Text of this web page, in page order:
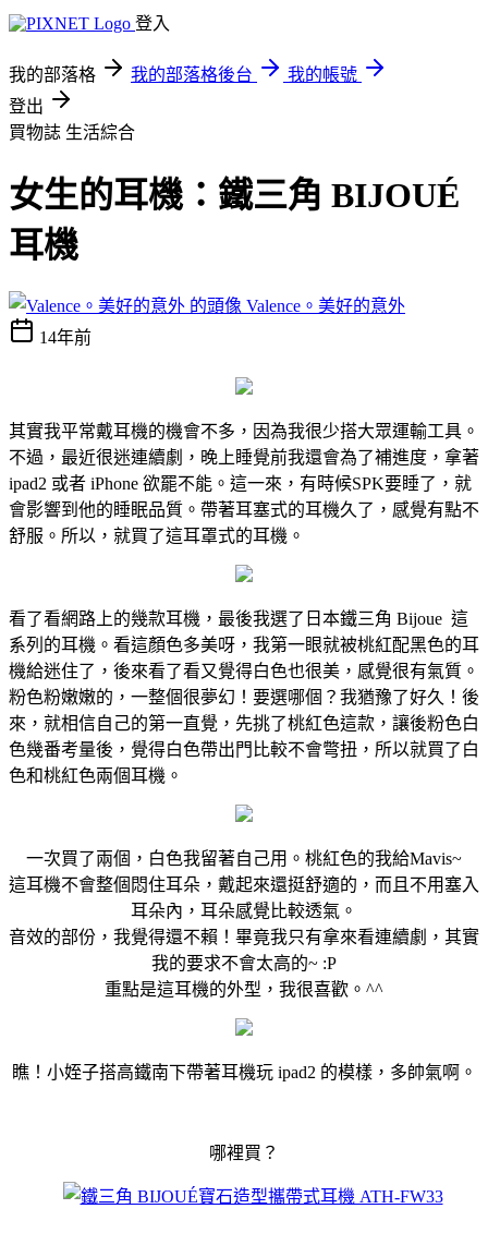
登入
我的部落格 我的部落格後台
我的帳號
登出
買物誌 生活綜合
女生的耳機：鐵三角 BIJOUÉ
耳機
Valence。美好的意外
14年前
其實我平常戴耳機的機會不多，因為我很少搭大眾運輸工具。
不過，最近很迷連續劇，晚上睡覺前我還會為了補進度，拿著
ipad2 或者 iPhone 欲罷不能。這一來，有時候SPK要睡了，就
會影響到他的睡眠品質。帶著耳塞式的耳機久了，感覺有點不
舒服。所以，就買了這耳罩式的耳機。
看了看網路上的幾款耳機，最後我選了日本鐵三角 Bijoue 這
系列的耳機。看這顏色多美呀，我第一眼就被桃紅配黑色的耳
機給迷住了，後來看了看又覺得白色也很美，感覺很有氣質。
粉色粉嫩嫩的，一整個很夢幻！要選哪個？我猶豫了好久！後
來，就相信自己的第一直覺，先挑了桃紅色這款，讓後粉色白
色幾番考量後，覺得白色帶出門比較不會彆扭，所以就買了白
色和桃紅色兩個耳機。
一次買了兩個，白色我留著自己用。桃紅色的我給Mavis~
這耳機不會整個悶住耳朵，戴起來還挺舒適的，而且不用塞入
耳朵內，耳朵感覺比較透氣。
音效的部份，我覺得還不賴！畢竟我只有拿來看連續劇，其實
我的要求不會太高的~ :P
重點是這耳機的外型，我很喜歡。^^
瞧！小姪子搭高鐵南下帶著耳機玩 ipad2 的模樣，多帥氣啊。
哪裡買？